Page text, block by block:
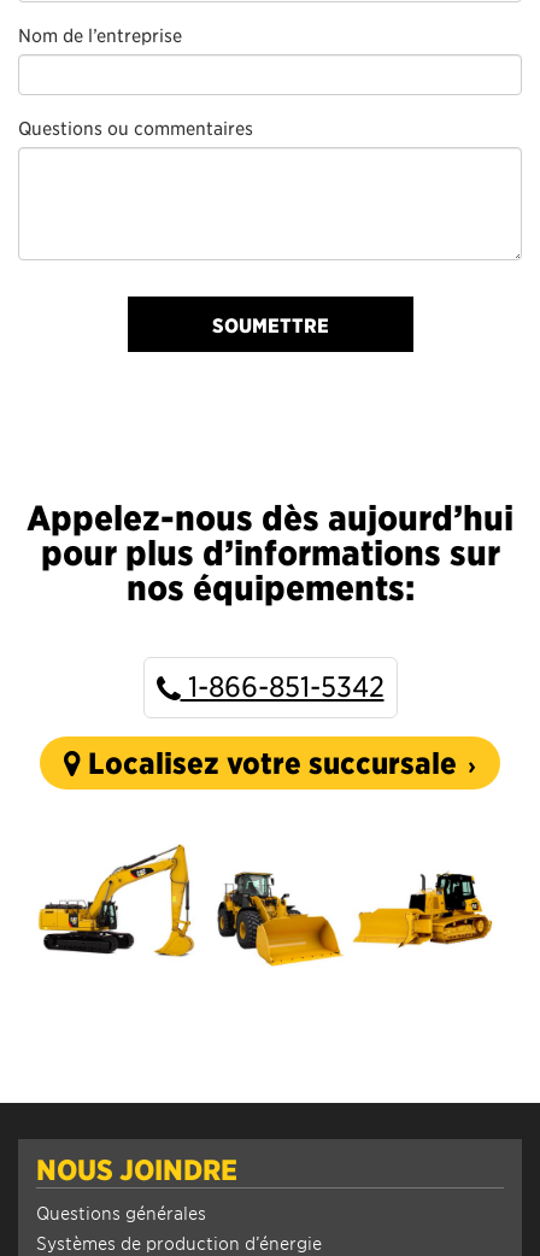
Nom de l’entreprise
Questions ou commentaires
SOUMETTRE
Appelez-nous dès aujourd’hui
pour plus d’informations sur
nos équipements:
1-866-851-5342
Localisez votre succursale
NOUS JOINDRE
Questions générales
Systèmes de production d’énergie